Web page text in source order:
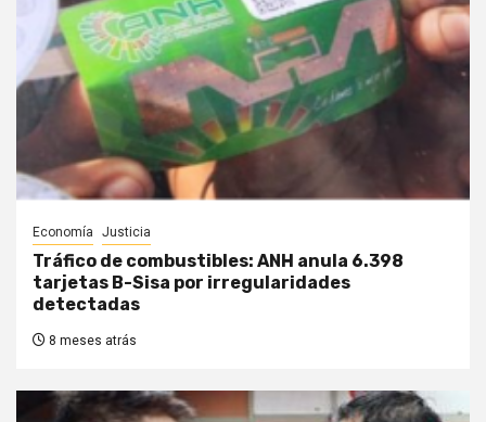
Economía Justicia
Tráfico de combustibles: ANH anula 6.398
tarjetas B-Sisa por irregularidades
detectadas
8 meses atrás